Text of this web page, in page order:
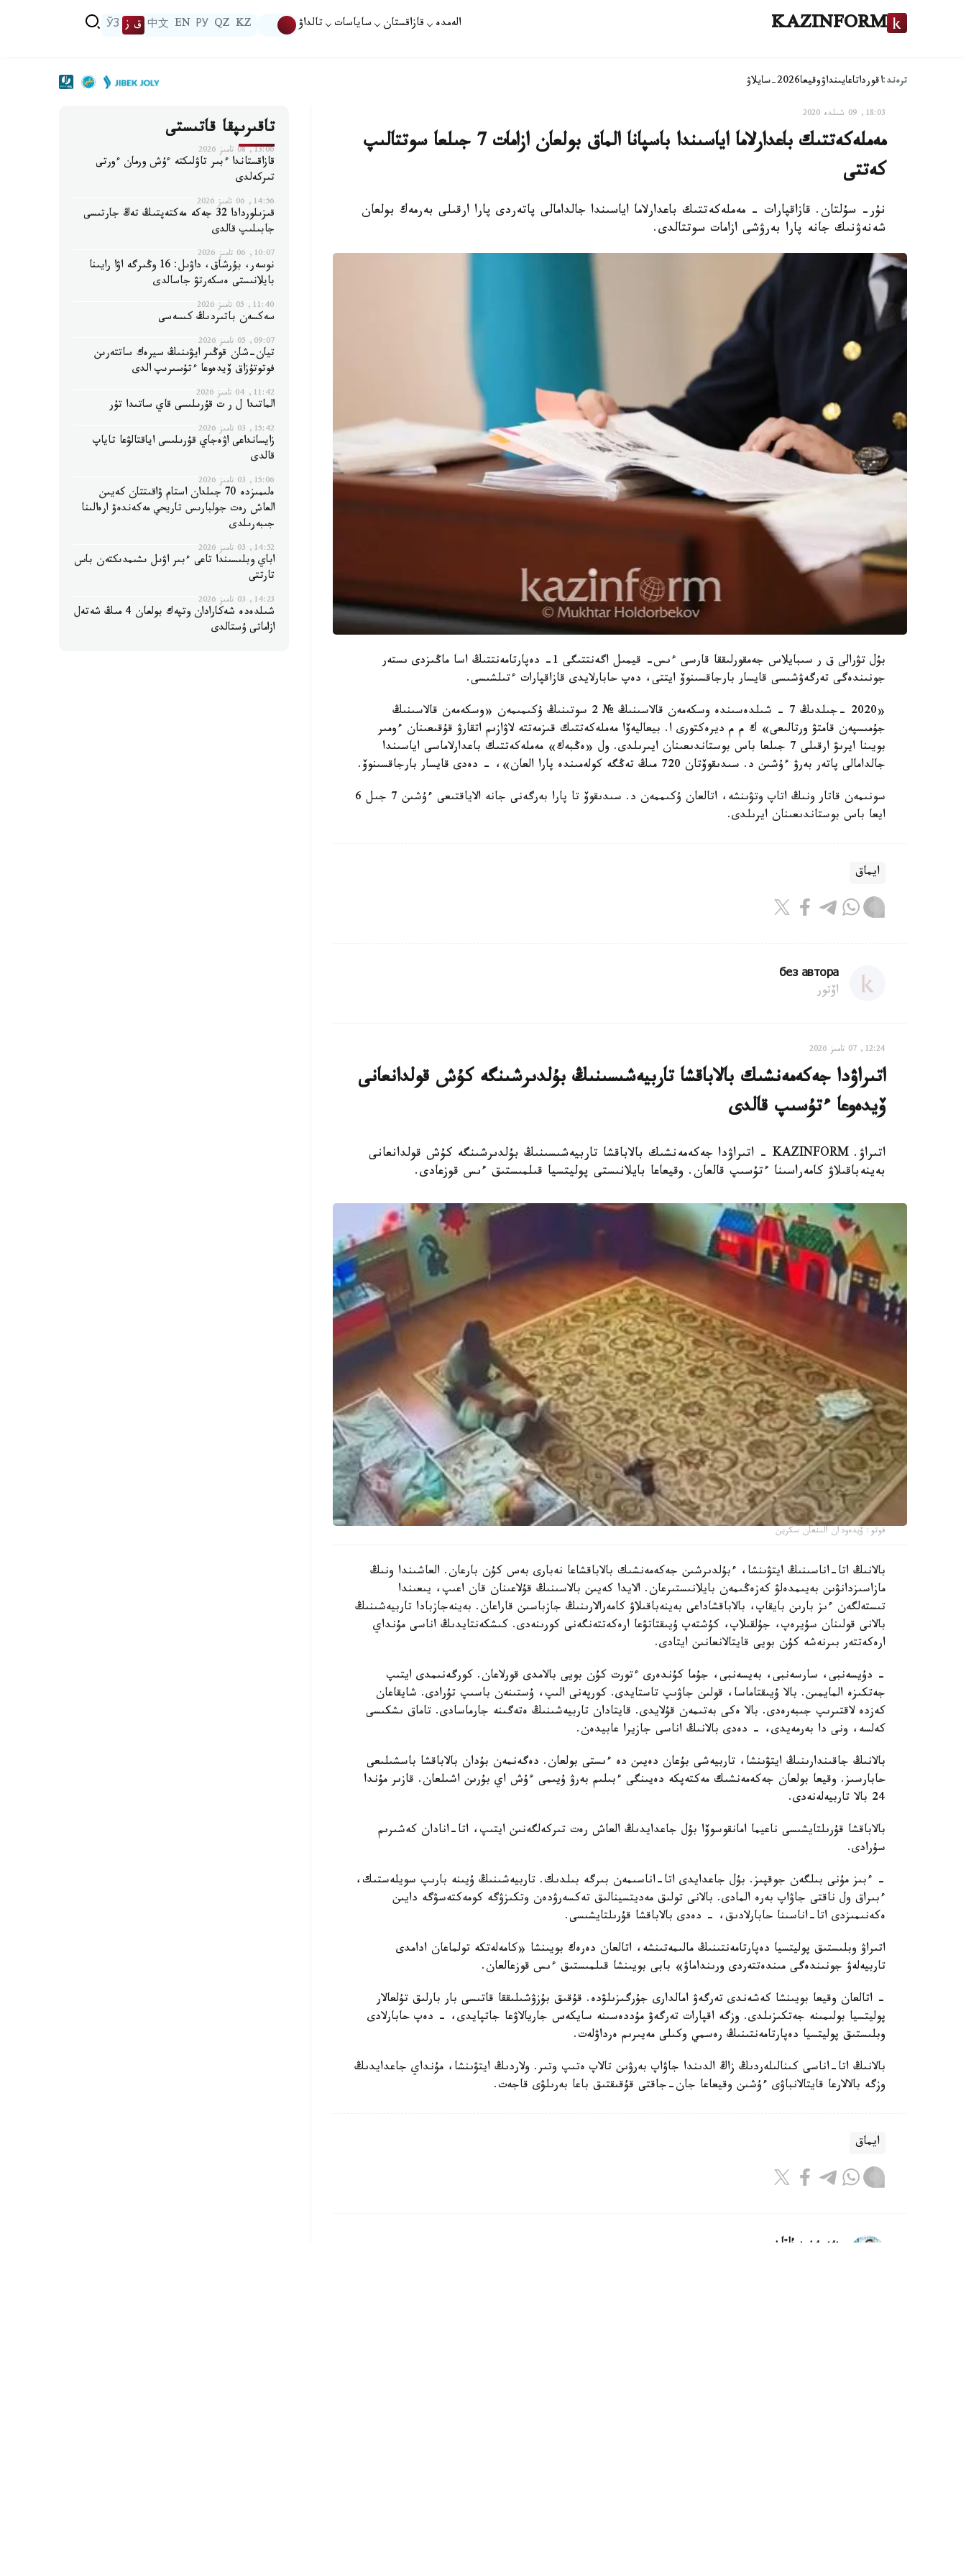
KAZINFORM الەمدە قازاقستان ساياسات تالداۋ KZ
QZ
РУ
EN
中文 ق ز ЎЗ
ترەند:اقورداتاعايىنداۋوقيعا2026-سايلاۋ
18:03, 09 شىلدە 2020
مەملەكەتتىك باعدارلاما اياسىندا باسپانا الماق بولعان ازامات 7 جىلعا سوتتالىپ
كەتتى
نۇر- سۇلتان. قازاقپارات - مەملەكەتتىك باعدارلاما اياسىندا جالدامالى پاتەردى پارا ارقىلى بەرمەك بولعان
شەنەۋنىك جانە پارا بەرۋشى ازامات سوتتالدى.
بۇل تۋرالى ق ر سىبايلاس جەمقورلىققا قارسى ءىس- قيمىل اگەنتتىگى 1- دەپارتامەنتتىڭ اسا ماڭىزدى ىستەر
جونىندەگى تەرگەۋشىسى قايسار بارجاقسىنوۆ ايتتى، دەپ حابارلايدى قازاقپارات ءتىلشىسى.
«2020 -جىلدىڭ 7 - شىلدەسىندە وسكەمەن قالاسىنىڭ № 2 سوتىنىڭ ۇكىمىمەن «وسكەمەن قالاسىنىڭ
جۇمىسپەن قامتۋ ورتالىعى» ك م م ديرەكتورى ا. بيعاليەۆا مەملەكەتتىك قىزمەتتە لاۋازىم اتقارۋ قۇقىعىنان ءومىر
بويىنا ايرىۋ ارقىلى 7 جىلعا باس بوستاندىعىنان ايىرىلدى. ول «ەڭبەك» مەملەكەتتىك باعدارلاماسى اياسىندا
جالدامالى پاتەر بەرۋ ءۇشىن د. سىدىقوۆتان 720 مىڭ تەڭگە كولەمىندە پارا العان»، - دەدى قايسار بارجاقسىنوۆ.
سونىمەن قاتار ونىڭ اتاپ وتۋىنشە، اتالعان ۇكىممەن د. سىدىقوۆ تا پارا بەرگەنى جانە الاياقتىعى ءۇشىن 7 جىل 6
ايعا باس بوستاندىعىنان ايرىلدى.
ايماق
без автора
اۆتور
12:24, 07 تامىز 2026
اتىراۋدا جەكەمەنشىك بالاباقشا تاربيەشىسىنىڭ بۇلدىرشىنگە كۇش قولدانعانى
ۆيدەوعا ءتۇسىپ قالدى
اتىراۋ. KAZINFORM - اتىراۋدا جەكەمەنشىك بالاباقشا تاربيەشىسىنىڭ بۇلدىرشىنگە كۇش قولدانعانى
بەينەباقىلاۋ كامەراسىنا ءتۇسىپ قالعان. وقيعاعا بايلانىستى پوليتسيا قىلمىستىق ءىس قوزعادى.
فوتو: ۆيدەودان الىنعان سكرين
بالانىڭ اتا-اناسىنىڭ ايتۋىنشا، ءبۇلدىرشىن جەكەمەنشىك بالاباقشاعا نەبارى بەس كۇن بارعان. العاشىندا ونىڭ
مازاسىزدانۋىن بەيىمدەلۋ كەزەڭىمەن بايلانىستىرعان. الايدا كەيىن بالاسىنىڭ قۇلاعىنان قان اعىپ، يىعىندا
تىستەلگەن ءىز بارىن بايقاپ، بالاباقشاداعى بەينەباقىلاۋ كامەرالارىنىڭ جازباسىن قاراعان. بەينەجازبادا تاربيەشىنىڭ
بالانى قولىنان سۇيرەپ، جۇلقىلاپ، كۇشتەپ ۇيىقتاتۋعا ارەكەتتەنگەنى كورىنەدى. كىشكەنتايدىڭ اناسى مۇنداي
ارەكەتتەر بىرنەشە كۇن بويى قايتالانعانىن ايتادى.
- دۇيسەنبى، سارسەنبى، بەيسەنبى، جۇما كۇندەرى ءتورت كۇن بويى بالامدى قورلاعان. كورگەنىمدى ايتىپ
جەتكىزە المايمىن. بالا ۇيىقتاماسا، قولىن جاۋىپ تاستايدى. كورپەنى الىپ، ۇستىنەن باسىپ تۇرادى. شايقاعان
كەزدە لاقتىرىپ جىبەرەدى. بالا ەكى بەتىمەن قۇلايدى. قايتادان تاربيەشىنىڭ ەتەگىنە جارماسادى. تاماق ىشكىسى
كەلسە، ونى دا بەرمەيدى، - دەدى بالانىڭ اناسى جازيرا عابيدەن.
بالانىڭ جاقىندارىنىڭ ايتۋىنشا، تاربيەشى بۇعان دەيىن دە ءىستى بولعان. دەگەنمەن بۇدان بالاباقشا باسشىلىعى
حابارسىز. وقيعا بولعان جەكەمەنشىك مەكتەپكە دەيىنگى ءبىلىم بەرۋ ۇيىمى ءۇش اي بۇرىن اشىلعان. قازىر مۇندا
24 بالا تاربيەلەنەدى.
بالاباقشا قۇرىلتايشىسى ناعيما امانقوسوۆا بۇل جاعدايدىڭ العاش رەت تىركەلگەنىن ايتىپ، اتا-انادان كەشىرىم
سۇرادى.
- ءبىز مۇنى بىلگەن جوقپىز. بۇل جاعدايدى اتا-اناسىمەن بىرگە بىلدىك. تاربيەشىنىڭ ۇيىنە بارىپ سويلەستىك،
ءبىراق ول ناقتى جاۋاپ بەرە المادى. بالانى تولىق مەديتسينالىق تەكسەرۋدەن وتكىزۋگە كومەكتەسۋگە دايىن
ەكەنىمىزدى اتا-اناسىنا حابارلادىق، - دەدى بالاباقشا قۇرىلتايشىسى.
اتىراۋ وبلىستىق پوليتسيا دەپارتامەنتىنىڭ مالىمەتىنشە، اتالعان دەرەك بويىنشا «كامەلەتكە تولماعان ادامدى
تاربيەلەۋ جونىندەگى مىندەتتەردى ورىنداماۋ» بابى بويىنشا قىلمىستىق ءىس قوزعالعان.
- اتالعان وقيعا بويىنشا كەشەندى تەرگەۋ امالدارى جۇرگىزىلۋدە. قۇقىق بۇزۋشىلىققا قاتىسى بار بارلىق تۇلعالار
پوليتسيا بولىمىنە جەتكىزىلدى. وزگە اقپارات تەرگەۋ مۇددەسىنە سايكەس جاريالاۋعا جاتپايدى، - دەپ حابارلادى
وبلىستىق پوليتسيا دەپارتامەنتىنىڭ رەسمي وكىلى مەيىرىم ەرداۋلەت.
بالانىڭ اتا-اناسى كىنالىلەردىڭ زاڭ الدىندا جاۋاپ بەرۋىن تالاپ ەتىپ وتىر. ولاردىڭ ايتۋىنشا، مۇنداي جاعدايدىڭ
وزگە بالالارعا قايتالانباۋى ءۇشىن وقيعاعا جان-جاقتى قۇقىقتىق باعا بەرىلۋى قاجەت.
ايماق
بەيسەن سۇلتان
تاقىرىپقا قاتىستى
13:06, 08 تامىز 2026
قازاقستاندا ءبىر تاۋلىكتە ءۇش ورمان ءورتى
تىركەلدى
14:56, 06 تامىز 2026
قىزىلوردادا 32 جەكە مەكتەپتىڭ تەڭ جارتىسى
جابىلىپ قالدى
10:07, 06 تامىز 2026
نوسەر، بۇرشاق، داۋىل: 16 وڭىرگە اۋا رايىنا
بايلانىستى ەسكەرتۋ جاسالدى
11:40, 05 تامىز 2026
سەكسەن باتىردىڭ كىسەسى
09:07, 05 تامىز 2026
تيان-شان قوڭىر ايۋىنىڭ سيرەك ساتتەرىن
فوتوتۇزاق ۆيدەوعا ءتۇسىرىپ الدى
11:42, 04 تامىز 2026
الماتىدا ل ر ت قۇرىلىسى قاي ساتىدا تۇر
15:42, 03 تامىز 2026
زايسانداعى اۋەجاي قۇرىلىسى اياقتالۋعا تاياپ
قالدى
15:06, 03 تامىز 2026
ەلىمىزدە 70 جىلدان استام ۋاقىتتان كەيىن
العاش رەت جولبارىس تاريحي مەكەندەۋ ارەالىنا
جىبەرىلدى
14:52, 03 تامىز 2026
اباي وبلىسىندا تاعى ءبىر اۋىل ىشىمدىكتەن باس
تارتتى
14:23, 03 تامىز 2026
شىلدەدە شەكارادان وتپەك بولعان 4 مىڭ شەتەل
ازاماتى ۇستالدى